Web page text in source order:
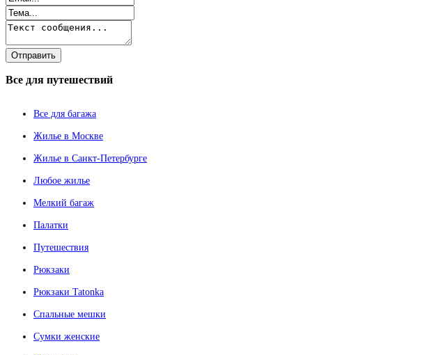
Все для путешествий
Все для багажа
Жилье в Москве
Жилье в Санкт-Петербурге
Любое жилье
Мелкий багаж
Палатки
Путешествия
Рюкзаки
Рюкзаки Tatonka
Спальные мешки
Сумки женские